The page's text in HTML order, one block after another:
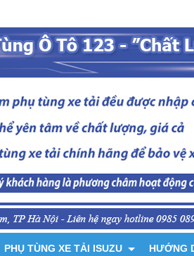
PHỤ TÙNG XE TẢI ISUZU HƯỚNG